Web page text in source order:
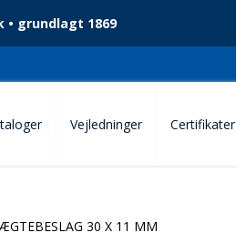
• grundlagt 1869
Vejledninger Certifikater
30 X 11 MM